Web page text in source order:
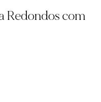
Redondos com